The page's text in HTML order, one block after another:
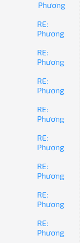
Phương
RE:
Phương
RE:
Phương
RE:
Phương
RE:
Phương
RE:
Phương
RE:
Phương
RE:
Phương
RE:
Phương